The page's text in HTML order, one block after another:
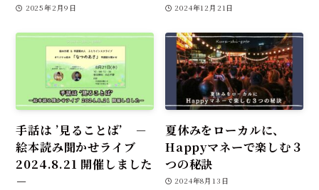
2025年2月9日 2024年12月21日
手話は ’見ることば’ －
絵本読み聞かせライブ
2024.8.21 開催しました
－
夏休みをローカルに、
Happyマネーで楽しむ３
つの秘訣
2024年8月13日